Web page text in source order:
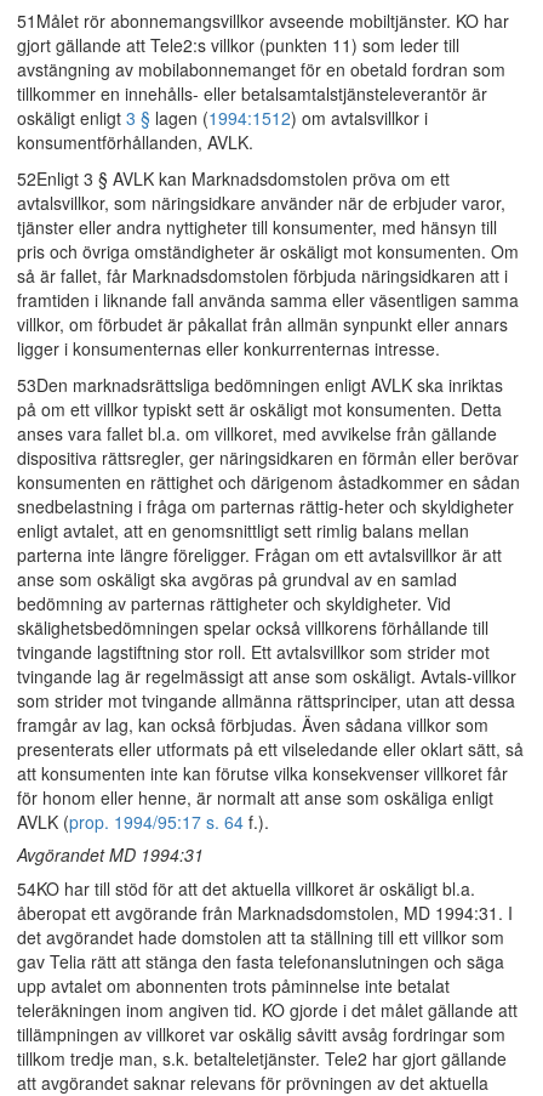
51Målet rör abonnemangsvillkor avseende mobiltjänster. KO har
gjort gällande att Tele2:s villkor (punkten 11) som leder till
avstängning av mobilabonnemanget för en obetald fordran som
tillkommer en innehålls- eller betalsamtalstjänsteleverantör är
oskäligt enligt 3 § lagen (1994:1512) om avtalsvillkor i
konsumentförhållanden, AVLK.
52Enligt 3 § AVLK kan Marknadsdomstolen pröva om ett
avtalsvillkor, som näringsidkare använder när de erbjuder varor,
tjänster eller andra nyttigheter till konsumenter, med hänsyn till
pris och övriga omständigheter är oskäligt mot konsumenten. Om
så är fallet, får Marknadsdomstolen förbjuda näringsidkaren att i
framtiden i liknande fall använda samma eller väsentligen samma
villkor, om förbudet är påkallat från allmän synpunkt eller annars
ligger i konsumenternas eller konkurrenternas intresse.
53Den marknadsrättsliga bedömningen enligt AVLK ska inriktas
på om ett villkor typiskt sett är oskäligt mot konsumenten. Detta
anses vara fallet bl.a. om villkoret, med avvikelse från gällande
dispositiva rättsregler, ger näringsidkaren en förmån eller berövar
konsumenten en rättighet och därigenom åstadkommer en sådan
snedbelastning i fråga om parternas rättig-heter och skyldigheter
enligt avtalet, att en genomsnittligt sett rimlig balans mellan
parterna inte längre föreligger. Frågan om ett avtalsvillkor är att
anse som oskäligt ska avgöras på grundval av en samlad
bedömning av parternas rättigheter och skyldigheter. Vid
skälighetsbedömningen spelar också villkorens förhållande till
tvingande lagstiftning stor roll. Ett avtalsvillkor som strider mot
tvingande lag är regelmässigt att anse som oskäligt. Avtals-villkor
som strider mot tvingande allmänna rättsprinciper, utan att dessa
framgår av lag, kan också förbjudas. Även sådana villkor som
presenterats eller utformats på ett vilseledande eller oklart sätt, så
att konsumenten inte kan förutse vilka konsekvenser villkoret får
för honom eller henne, är normalt att anse som oskäliga enligt
AVLK (prop. 1994/95:17 s. 64 f.).
Avgörandet MD 1994:31
54KO har till stöd för att det aktuella villkoret är oskäligt bl.a.
åberopat ett avgörande från Marknadsdomstolen, MD 1994:31. I
det avgörandet hade domstolen att ta ställning till ett villkor som
gav Telia rätt att stänga den fasta telefonanslutningen och säga
upp avtalet om abonnenten trots påminnelse inte betalat
teleräkningen inom angiven tid. KO gjorde i det målet gällande att
tillämpningen av villkoret var oskälig såvitt avsåg fordringar som
tillkom tredje man, s.k. betalteletjänster. Tele2 har gjort gällande
att avgörandet saknar relevans för prövningen av det aktuella